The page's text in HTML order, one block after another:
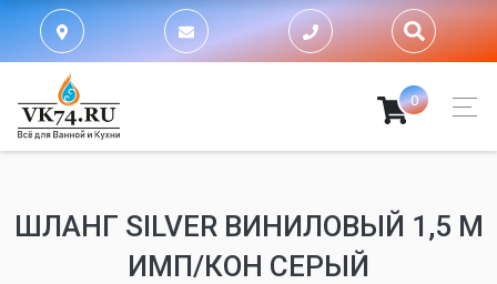
0
ШЛАНГ SILVER ВИНИЛОВЫЙ 1,5 M
ИМП/КОН СЕРЫЙ